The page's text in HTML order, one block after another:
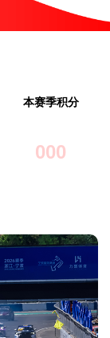
本赛季积分
000